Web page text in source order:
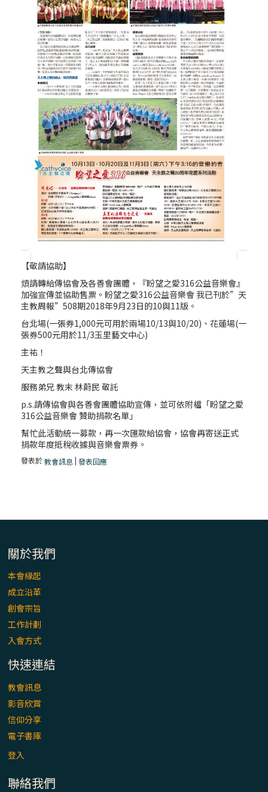
【敬請協助】
煩請轉給傳協會及各善會團體，『盼望之愛316公益音樂會』
加強宣傳並協助售票。盼望之愛316公益音樂會 我已刊於”天
主教周報”508期2018年9月23日的10與11版。
台北場(一張券1,000元可用於兩場10/13與10/20)、花蓮場(一
張券500元用於11/3玉里藝文中心)
主祐！
天主教之聲與台北傳協會
服務弟兄 教末 林蔚民 敬託
p.s.請傳協會與各善會團體協助宣傳，並可依附檔「盼望之愛
316公益音樂會 贊助捐款名單」
幫忙此活動統一募款，再一次匯款給協會，協會再寄送正式
捐款年度抵稅收據與音樂會票券。
發表於教會訊息 |發表回應
關於我們
本會緣起
成立沿革
創會宗旨
工作計劃
入會方式
快速連結
教會訊息
影音欣賞
信仰分享
電子書庫
登入
聯絡我們